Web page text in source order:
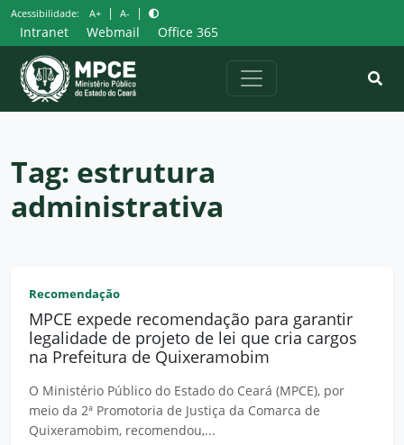
Pular
para
o
conteúdo
Acessibilidade: A+ | A- |
Intranet Webmail Office 365
Tag: estrutura
administrativa
Recomendação
MPCE expede recomendação para garantir
legalidade de projeto de lei que cria cargos
na Prefeitura de Quixeramobim
O Ministério Público do Estado do Ceará (MPCE), por
meio da 2ª Promotoria de Justiça da Comarca de
Quixeramobim, recomendou,...